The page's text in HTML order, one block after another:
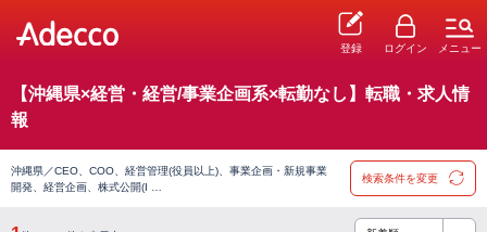
登録 ログイン メニュー
【沖縄県×経営・経営/事業企画系×転勤なし】転職・求人情
報
沖縄県／CEO、COO、経営管理(役員以上)、事業企画・新規事業
開発、経営企画、株式公開(I …
検索条件を変更